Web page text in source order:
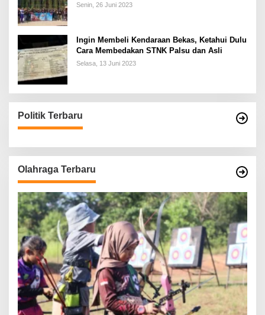
Senin, 26 Juni 2023
Ingin Membeli Kendaraan Bekas, Ketahui Dulu
Cara Membedakan STNK Palsu dan Asli
Selasa, 13 Juni 2023
Politik Terbaru
Olahraga Terbaru